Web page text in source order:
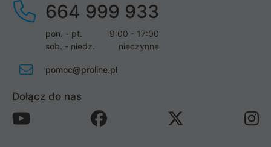
664 999 933
pon. - pt.
9:00 - 17:00
sob. - niedz.
nieczynne
pomoc@proline.pl
Dołącz do nas